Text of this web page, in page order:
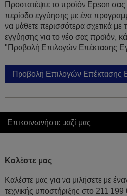
Προστατέψτε το προϊόν Epson
περίοδο εγγύησης με ένα
να μάθετε περισσότερα σχετικά με
εγγύησης για το νέο σας προϊόν,
"Προβολή Επιλογών Επέκτασης
Προβολή Επιλογών Επέκτασης
Επικοινωνήστε μαζί μας
Καλέστε μας
Καλέστε μας για να μιλήσετε με
τεχνικής υποστήριξης στο 211 199